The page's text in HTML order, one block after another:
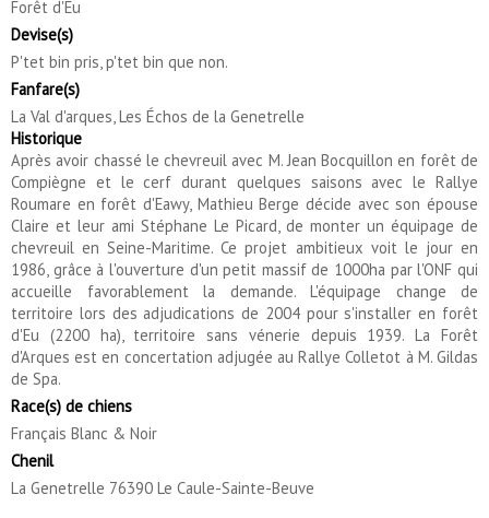
Forêt d'Eu
Devise(s)
P'tet bin pris, p'tet bin que non.
Fanfare(s)
La Val d'arques, Les Échos de la Genetrelle
Historique
Après avoir chassé le chevreuil avec M. Jean Bocquillon en forêt de
Compiègne et le cerf durant quelques saisons avec le Rallye
Roumare en forêt d'Eawy, Mathieu Berge décide avec son épouse
Claire et leur ami Stéphane Le Picard, de monter un équipage de
chevreuil en Seine-Maritime. Ce projet ambitieux voit le jour en
1986, grâce à l'ouverture d'un petit massif de 1000ha par l'ONF qui
accueille favorablement la demande. L'équipage change de
territoire lors des adjudications de 2004 pour s'installer en forêt
d'Eu (2200 ha), territoire sans vénerie depuis 1939. La Forêt
d'Arques est en concertation adjugée au Rallye Colletot à M. Gildas
de Spa.
Race(s) de chiens
Français Blanc & Noir
Chenil
La Genetrelle 76390 Le Caule-Sainte-Beuve